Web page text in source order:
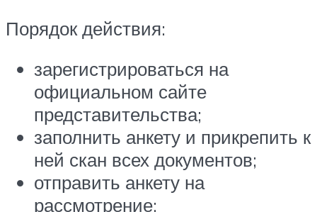
Порядок действия:
зарегистрироваться на
официальном сайте
представительства;
заполнить анкету и прикрепить к
ней скан всех документов;
отправить анкету на
рассмотрение;